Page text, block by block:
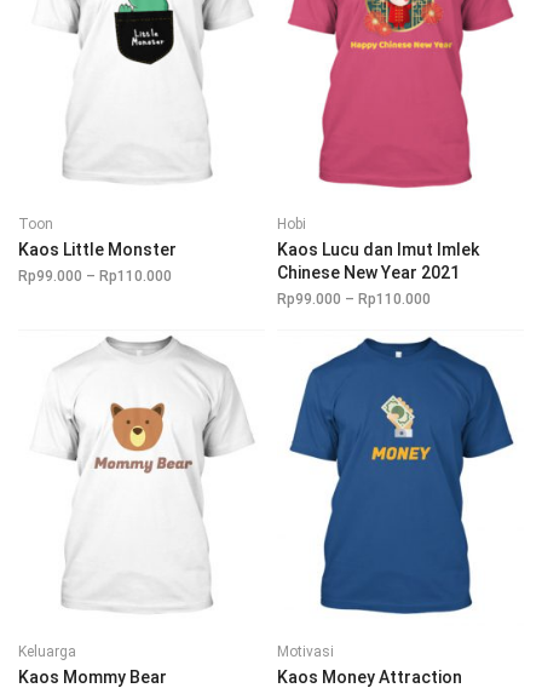
Toon
Kaos Little Monster
Rp99.000 – Rp110.000
Rp110.000
Hobi
Kaos Lucu dan Imut Imlek
Chinese New Year 2021
Rp99.000 – Rp110.000
Rp99.000
hingga
Rp110.000
Keluarga
Kaos Mommy Bear
Motivasi
Kaos Money Attraction